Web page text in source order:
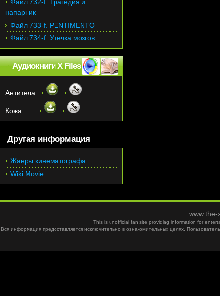
Файл 732-f. Трагедия и
напарник
Файл 733-f. PENTIMENTO
Файл 734-f. Утечка мозгов.
Аудиокниги X Files
Антитела
Кожа
Другая информация
Жанры кинематографа
Wiki Movie
This is unofficial fan site providing information for
Вся информация предоставляется исключительно в ознакомительных целях.